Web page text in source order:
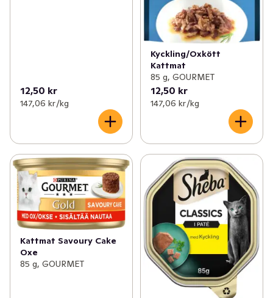
12,50 kr
147,06 kr /kg
Kyckling/Oxkött
Kattmat
85 g, GOURMET
12,50 kr
147,06 kr /kg
Kattmat Savoury Cake
Oxe
85 g, GOURMET